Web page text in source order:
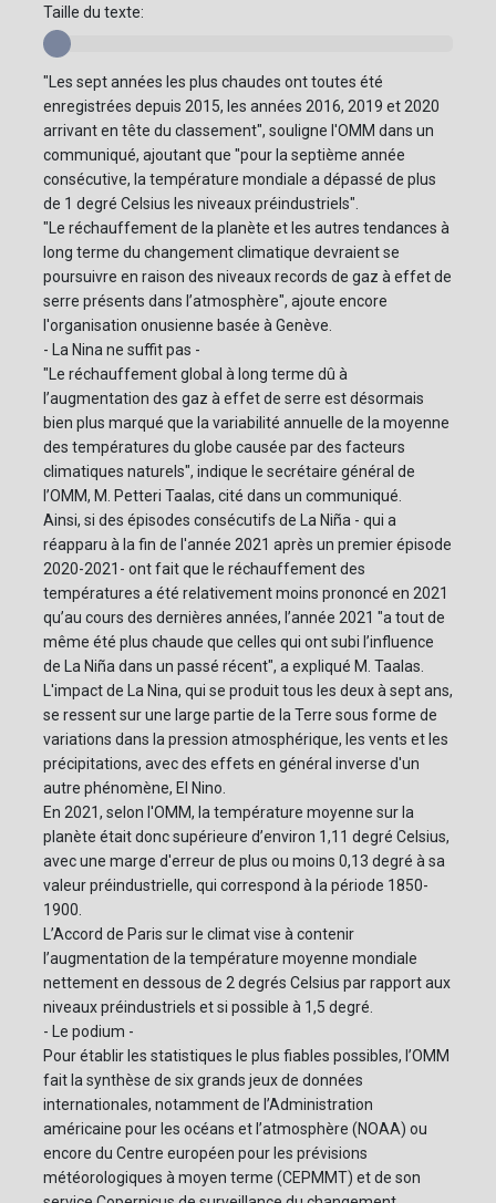
Taille du texte:
"Les sept années les plus chaudes ont toutes été
enregistrées depuis 2015, les années 2016, 2019 et 2020
arrivant en tête du classement", souligne l'OMM dans un
communiqué, ajoutant que "pour la septième année
consécutive, la température mondiale a dépassé de plus
de 1 degré Celsius les niveaux préindustriels".
"Le réchauffement de la planète et les autres tendances à
long terme du changement climatique devraient se
poursuivre en raison des niveaux records de gaz à effet de
serre présents dans l’atmosphère", ajoute encore
l'organisation onusienne basée à Genève.
- La Nina ne suffit pas -
"Le réchauffement global à long terme dû à
l’augmentation des gaz à effet de serre est désormais
bien plus marqué que la variabilité annuelle de la moyenne
des températures du globe causée par des facteurs
climatiques naturels", indique le secrétaire général de
l’OMM, M. Petteri Taalas, cité dans un communiqué.
Ainsi, si des épisodes consécutifs de La Niña - qui a
réapparu à la fin de l'année 2021 après un premier épisode
2020-2021- ont fait que le réchauffement des
températures a été relativement moins prononcé en 2021
qu’au cours des dernières années, l’année 2021 "a tout de
même été plus chaude que celles qui ont subi l’influence
de La Niña dans un passé récent", a expliqué M. Taalas.
L'impact de La Nina, qui se produit tous les deux à sept ans,
se ressent sur une large partie de la Terre sous forme de
variations dans la pression atmosphérique, les vents et les
précipitations, avec des effets en général inverse d'un
autre phénomène, El Nino.
En 2021, selon l'OMM, la température moyenne sur la
planète était donc supérieure d’environ 1,11 degré Celsius,
avec une marge d'erreur de plus ou moins 0,13 degré à sa
valeur préindustrielle, qui correspond à la période 1850-
1900.
L’Accord de Paris sur le climat vise à contenir
l’augmentation de la température moyenne mondiale
nettement en dessous de 2 degrés Celsius par rapport aux
niveaux préindustriels et si possible à 1,5 degré.
- Le podium -
Pour établir les statistiques le plus fiables possibles, l’OMM
fait la synthèse de six grands jeux de données
internationales, notamment de l’Administration
américaine pour les océans et l’atmosphère (NOAA) ou
encore du Centre européen pour les prévisions
météorologiques à moyen terme (CEPMMT) et de son